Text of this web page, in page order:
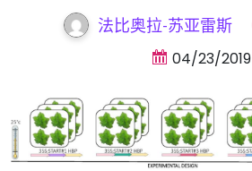
法比奥拉-苏亚雷斯
04/23/2019